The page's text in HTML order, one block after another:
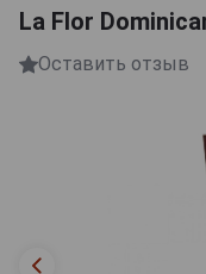
La Flor
Оставить отзыв